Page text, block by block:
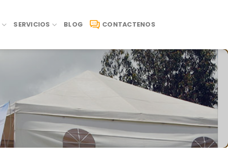
SERVICIOS BLOG CONTACTENOS